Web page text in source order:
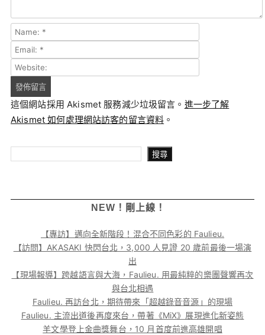
這個網站採用 Akismet 服務減少垃圾留言。 進一步了解
Akismet 如何處理網站訪客的留言資料 。
搜尋
NEW！剛上線！
【專訪】邁向全新階段！混合不同色彩的 Faulieu.
【訪問】AKASAKI 快閃台北，3,000 人見證 20 歲前最後一場演
出
【現場報導】跨越語言與大海，Faulieu. 用最純粹的樂團聲響再次
與台北相遇
Faulieu. 再訪台北，期待帶來「超越錄音音源」的現場
Faulieu. 主流出道後再度來台，帶著《MiX》展現進化新姿態
羊文學登上金曲獎舞台，10 月首度前進高雄開唱